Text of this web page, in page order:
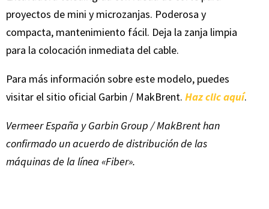
proyectos de mini y microzanjas. Poderosa y
compacta, mantenimiento fácil. Deja la zanja limpia
para la colocación inmediata del cable.
Para más información sobre este modelo, puedes
visitar el sitio oficial Garbin / MakBrent. Haz clic aquí.
Vermeer España y Garbin Group / MakBrent han
confirmado un acuerdo de distribución de las
máquinas de la línea «Fiber».